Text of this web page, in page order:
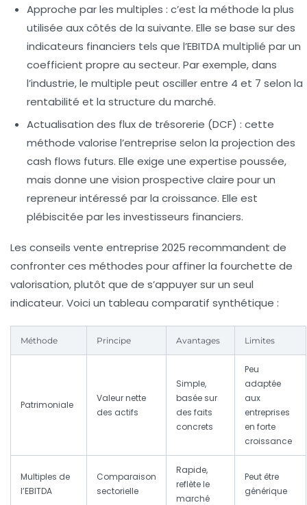
Approche par les multiples : c’est la méthode la plus
utilisée aux côtés de la suivante. Elle se base sur des
indicateurs financiers tels que l’EBITDA multiplié par un
coefficient propre au secteur. Par exemple, dans
l’industrie, le multiple peut osciller entre 4 et 7 selon la
rentabilité et la structure du marché.
Actualisation des flux de trésorerie (DCF) : cette
méthode valorise l’entreprise selon la projection des
cash flows futurs. Elle exige une expertise poussée,
mais donne une vision prospective claire pour un
repreneur intéressé par la croissance. Elle est
plébiscitée par les investisseurs financiers.
Les conseils vente entreprise 2025 recommandent de
confronter ces méthodes pour affiner la fourchette de
valorisation, plutôt que de s’appuyer sur un seul
indicateur. Voici un tableau comparatif synthétique :
Méthode Principe Avantages Limites
Patrimoniale
Valeur nette
des actifs
Simple,
basée sur
des faits
concrets
Peu
adaptée
aux
entreprises
en forte
croissance
Multiples de
l’EBITDA
Comparaison
sectorielle
Rapide,
reflète le
marché
Peut être
générique